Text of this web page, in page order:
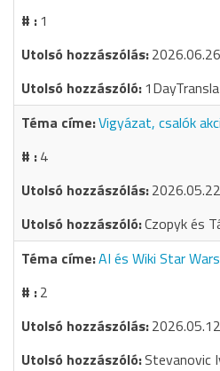
1
Vigyázat, csalók
4
Czopyk és
AI és Wiki Star
2
Stevanovic